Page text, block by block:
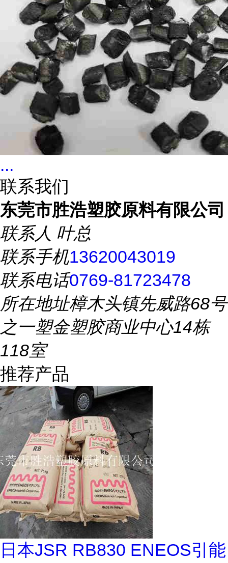
...
联系我们
东莞市胜浩塑胶原料有限公司
联系人 叶总
联系手机13620043019
联系电话0769-81723478
所在地址樟木头镇先威路68号
之一塑金塑胶商业中心14栋
118室
推荐产品
日本JSR RB830 ENEOS引能